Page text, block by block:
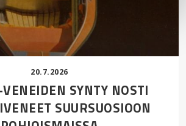
20.7.2026
SYNTY NOSTI
SUURSUOSIOON